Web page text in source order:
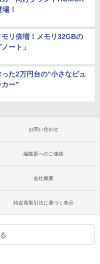
！
リ倍増！メモリ32GBの
ート」
た2万円台の“小さなピュ
ー”
お問い合わせ
編集部へのご連絡
会社概要
特定商取引法に基づく表示